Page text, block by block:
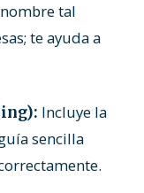
tal
te ayuda a
Incluye la
sencilla